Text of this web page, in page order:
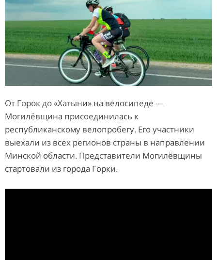
От Горок до «Хатыни» на велосипеде —
Могилёвщина присоединилась к
республиканскому велопробегу. Его участники
выехали из всех регионов страны в направлении
Минской области. Представители Могилёвщины
стартовали из города Горки.